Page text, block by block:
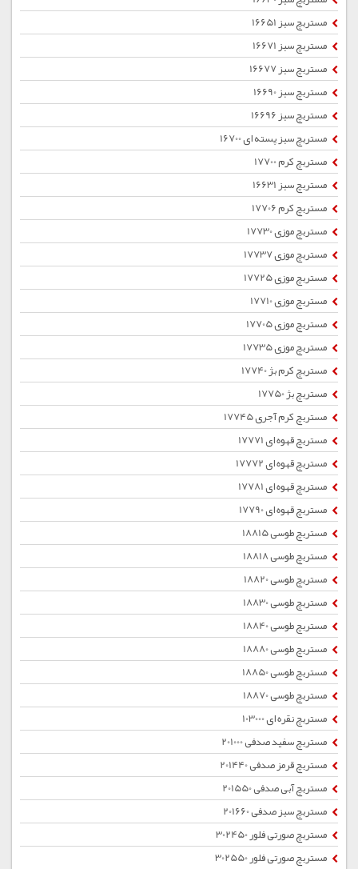
مستربچ سبز 16651
مستربچ سبز 16671
مستربچ سبز 16677
مستربچ سبز 16690
مستربچ سبز 16696
مستربچ سبز پسته ای 16700
مستربچ کرم 17700
مستربچ سبز 16631
مستربچ کرم 17706
مستربچ موزی 17730
مستربچ موزی 17737
مستربچ موزی 17725
مستربچ موزی 17710
مستربچ موزی 17705
مستربچ موزی 17735
مستربچ کرم بژ 17740
مستربچ بژ 17750
مستربچ کرم آجری 17745
مستربچ قهوه ای 17771
مستربچ قهوه ای 17772
مستربچ قهوه ای 17781
مستربچ قهوه ای 17790
مستربچ طوسی 18815
مستربچ طوسی 18818
مستربچ طوسی 18820
مستربچ طوسی 18830
مستربچ طوسی 18840
مستربچ طوسی 18880
مستربچ طوسی 18850
مستربچ طوسی 18870
مستربچ نقره ای 103000
مستربچ سفید صدفی 201000
مستربچ قرمز صدفی 201440
مستربچ آبی صدفی 201550
مستربچ سبز صدفی 201660
مستربچ صورتی فلور 302450
مستربچ صورتی فلور 302550